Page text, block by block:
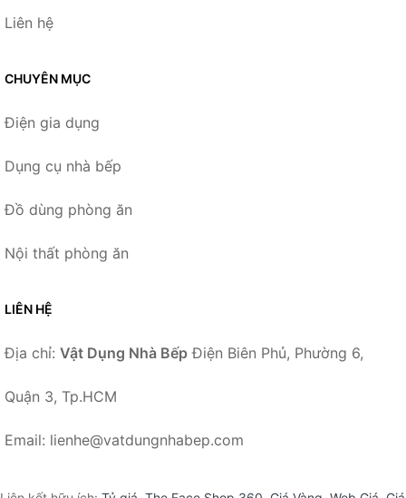
Liên hệ
CHUYÊN MỤC
Điện gia dụng
Dụng cụ nhà bếp
Đồ dùng phòng ăn
Nội thất phòng ăn
LIÊN HỆ
Địa chỉ: Vật Dụng Nhà Bếp Điện Biên Phủ, Phường 6,
Quận 3, Tp.HCM
Email: lienhe@vatdungnhabep.com